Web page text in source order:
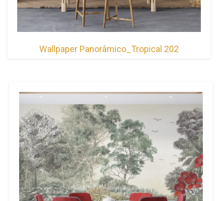
Wallpaper Panorâmico_Tropical 202